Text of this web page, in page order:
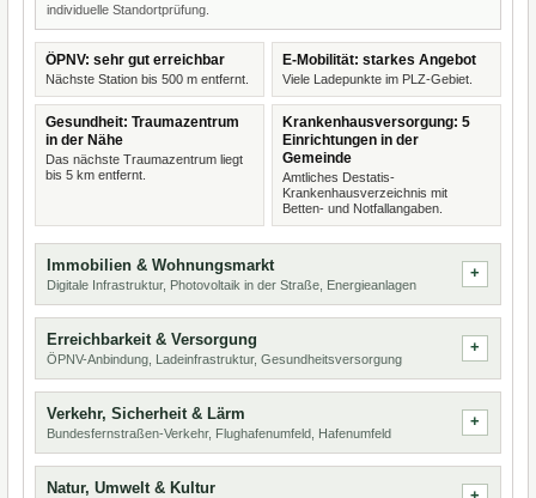
individuelle Standortprüfung.
ÖPNV: sehr gut erreichbar
Nächste Station bis 500 m entfernt.
E-Mobilität: starkes Angebot
Viele Ladepunkte im PLZ-Gebiet.
Gesundheit: Traumazentrum
in der Nähe
Das nächste Traumazentrum liegt
bis 5 km entfernt.
Krankenhausversorgung: 5
Einrichtungen in der
Gemeinde
Amtliches Destatis-
Krankenhausverzeichnis mit
Betten- und Notfallangaben.
Immobilien & Wohnungsmarkt
Digitale Infrastruktur, Photovoltaik in der Straße, Energieanlagen
Erreichbarkeit & Versorgung
ÖPNV-Anbindung, Ladeinfrastruktur, Gesundheitsversorgung
Verkehr, Sicherheit & Lärm
Bundesfernstraßen-Verkehr, Flughafenumfeld, Hafenumfeld
Natur, Umwelt & Kultur